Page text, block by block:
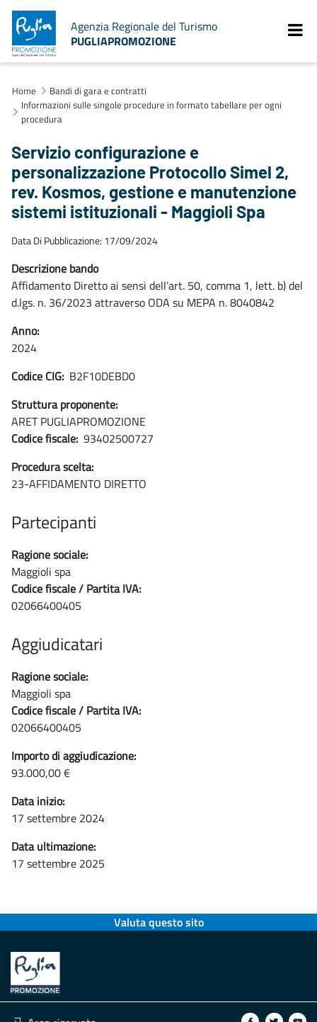
Agenzia Regionale del Turismo
PUGLIAPROMOZIONE
Home
Bandi di gara e contratti
Informazioni sulle singole procedure in formato tabellare per ogni
procedura
Servizio configurazione e
personalizzazione Protocollo Simel 2,
rev. Kosmos, gestione e manutenzione
sistemi istituzionali - Maggioli Spa
Data Di Pubblicazione: 17/09/2024
Descrizione bando
Affidamento Diretto ai sensi dell’art. 50, comma 1, lett. b) del
d.lgs. n. 36/2023 attraverso ODA su MEPA n. 8040842
Anno:
2024
Codice CIG: B2F10DEBD0
Struttura proponente:
ARET PUGLIAPROMOZIONE
Codice fiscale: 93402500727
Procedura scelta:
23-AFFIDAMENTO DIRETTO
Partecipanti
Ragione sociale:
Maggioli spa
Codice fiscale / Partita IVA:
02066400405
Aggiudicatari
Ragione sociale:
Maggioli spa
Codice fiscale / Partita IVA:
02066400405
Importo di aggiudicazione:
93.000,00 €
Data inizio:
17 settembre 2024
Data ultimazione:
17 settembre 2025
Valuta questo sito